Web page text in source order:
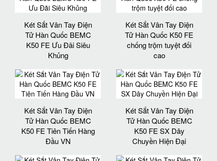
Két Sắt Vân Tay Điện
Tử Hàn Quốc BEMC
K50 FE Ưu Đãi Siêu
Khủng
Két Sắt Vân Tay Điện
Tử Hàn Quốc K50 FE
chống trộm tuyệt đối
cao
Két Sắt Vân Tay Điện
Tử Hàn Quốc BEMC
K50 FE Tiên Tiến Hàng
Đầu VN
Két Sắt Vân Tay Điện
Tử Hàn Quốc BEMC
K50 FE SX Dây
Chuyền Hiện Đại